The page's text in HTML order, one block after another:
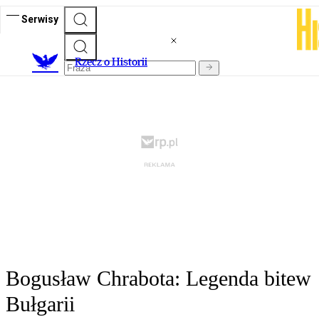
Serwisy
Rzecz o Historii
Bogusław Chrabota: Legenda bitew
Bułgarii